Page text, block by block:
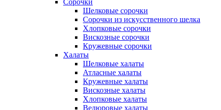
Сорочки
Шелковые сорочки
Сорочки из искусственного шелка
Хлопковые сорочки
Вискозные сорочки
Кружевные сорочки
Халаты
Шелковые халаты
Атласные халаты
Кружевные халаты
Вискозные халаты
Хлопковые халаты
Велюровые халаты